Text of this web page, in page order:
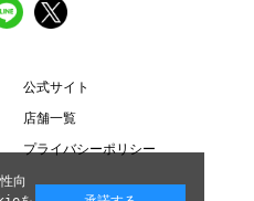
公式サイト
店舗一覧
プライバシーポリシー
向